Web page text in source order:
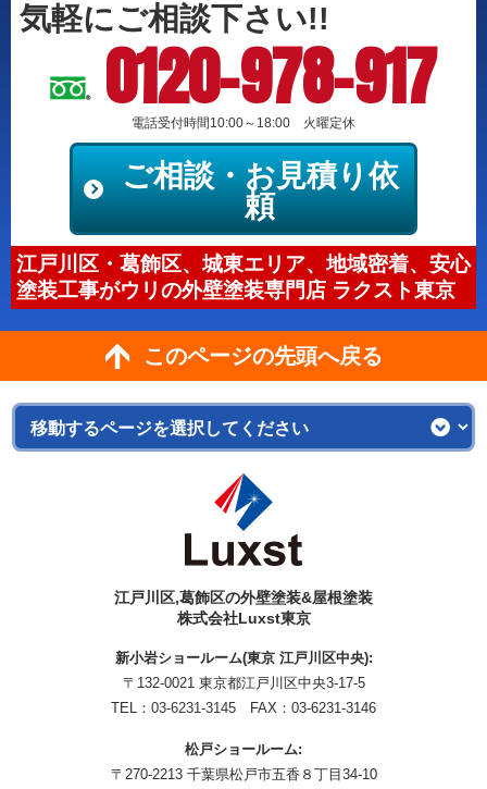
気軽にご相談下さい!!
0120-978-917
電話受付時間10:00～18:00 火曜定休
ご相談・お見積り依
頼
江戸川区・葛飾区、城東エリア、地域密着、安心
塗装工事がウリの外壁塗装専門店 ラクスト東京
このページの先頭へ戻る
江戸川区,葛飾区の外壁塗装&屋根塗装
株式会社Luxst東京
新小岩ショールーム(東京 江戸川区中央):
〒132-0021 東京都江戸川区中央3-17-5
TEL： 03-6231-3145 FAX：03-6231-3146
松戸ショールーム:
〒270-2213 千葉県松戸市五香８丁目34-10